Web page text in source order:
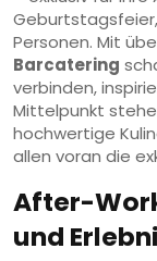
Personen. Mit
Barcatering
verbinden,
Mittelpunkt
hochwertige
allen voran die
After-
und